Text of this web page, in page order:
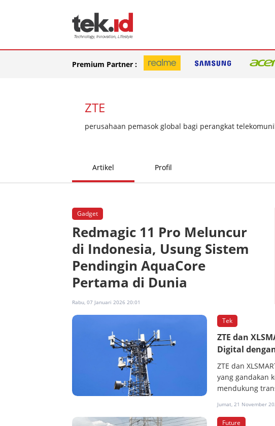
Premium Partner :
ZTE
perusahaan pemasok global bagi perangkat
Artikel Profil
Gadget
Redmagic 11 Pro Meluncur
di Indonesia, Usung Sistem
Pendingin AquaCore
Pertama di Dunia
Rabu, 07 Januari 2026 20:01
Tek
ZTE dan
Digital
ZTE dan
yang gandakan
mendukung
Jumat, 21 November
Future